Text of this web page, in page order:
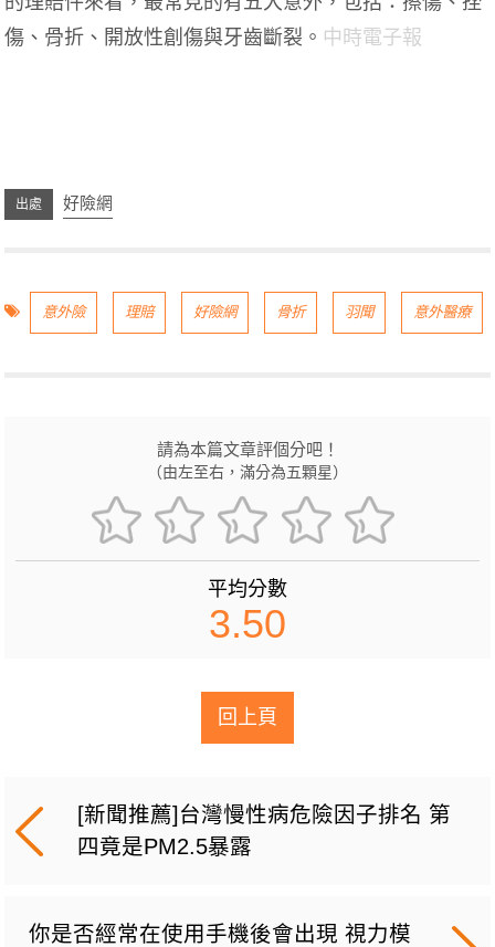
傷、骨折、開放性創傷與牙齒斷裂。 中時電子報
好險網
意外險 理賠 好險網 骨折 羽聞 意外醫療
請為本篇文章評個分吧！
（由左至右，滿分為五顆星）
平均分數
3.50
回上頁
[新聞推薦]台灣慢性病危險因子排名 第
四竟是PM2.5暴露
你是否經常在使用手機後會出現 視力模